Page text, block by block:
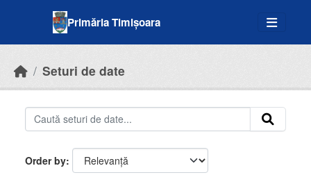
Primăria Timișoara
Seturi de date
Order by